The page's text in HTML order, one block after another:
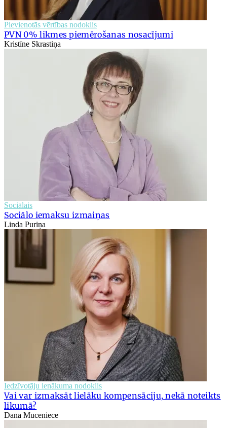
Pievienotās vērtības nodoklis
PVN 0% likmes piemērošanas nosacījumi
Kristīne Skrastiņa
Sociālais
Sociālo iemaksu izmaiņas
Linda Puriņa
Iedzīvotāju ienākuma nodoklis
Vai var izmaksāt lielāku kompensāciju, nekā noteikts
likumā?
Dana Muceniece